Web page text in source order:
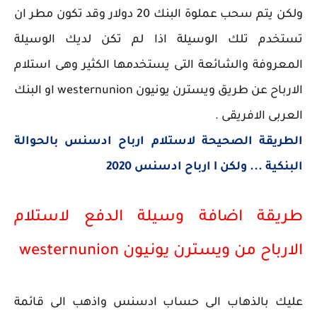
ولكن يتم سحب عملوة البنك 20 دولار وقد تكون مطر ان
تستخدم تلك الوسيلة اذا لم تكن لديك الوسيلة
المعروفة والشائعة التى يستخدمها الكثير وهى استلام
الارباح عن طريق ويسترن يونيون westernunion او البنك
العربى الافريقى .
الطريقة الصحيحة لاستلام ارباح ادسنس بالحوالة
البنكية ... ولكن I ارباح ادسنس 2020
طريقة اضافة وسيلة الدفع لاستلام
الارباح من ويسترن يونيون westernunion
عليك بالذهاب الى حساب ادسنس واذهب الى قائمة